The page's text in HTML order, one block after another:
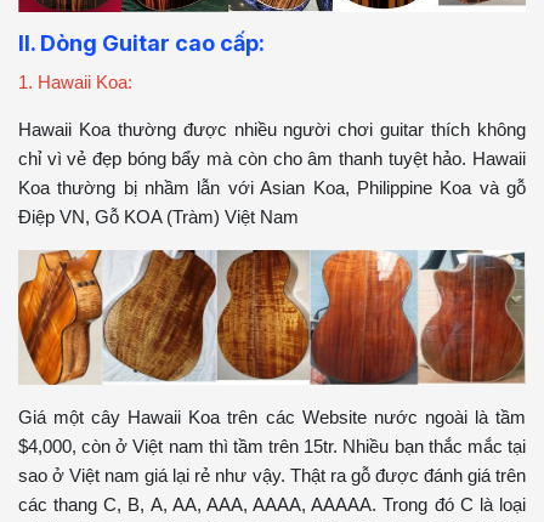
II. Dòng Guitar cao cấp:
1. Hawaii Koa:
Hawaii Koa thường được nhiều người chơi guitar thích không
chỉ vì vẻ đẹp bóng bẩy mà còn cho âm thanh tuyệt hảo. Hawaii
Koa thường bị nhầm lẫn với Asian Koa, Philippine Koa và gỗ
Điệp VN, Gỗ KOA (Tràm) Việt Nam
Giá một cây Hawaii Koa trên các Website nước ngoài là tầm
$4,000, còn ở Việt nam thì tầm trên 15tr. Nhiều bạn thắc mắc tại
sao ở Việt nam giá lại rẻ như vậy. Thật ra gỗ được đánh giá trên
các thang C, B, A, AA, AAA, AAAA, AAAAA. Trong đó C là loại